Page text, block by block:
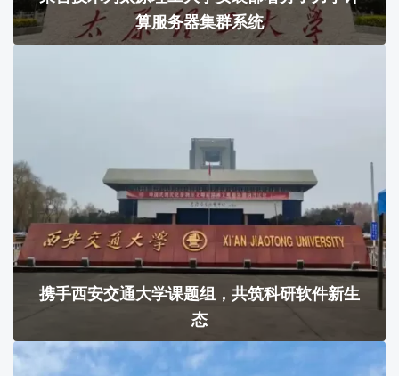
算服务器集群系统
携手西安交通大学课题组，共筑科研软件新生
态